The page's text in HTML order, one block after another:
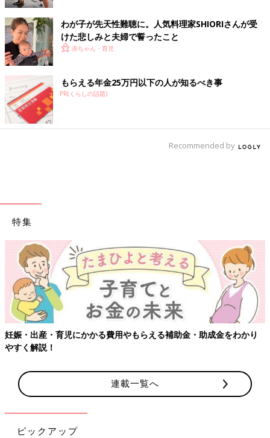
わが子が先天性難聴に。人気料理家SHIORIさんが受
けた悲しみと夫婦で誓ったこと
赤ちゃん・育児
もらえる年金25万円以下の人が知るべき事
PR(くらしの話題)
Recommended by
特集
妊娠・出産・育児にかかる費用やもらえる補助金・助成金をわかり
やすく解説！
連載一覧へ
ピックアップ